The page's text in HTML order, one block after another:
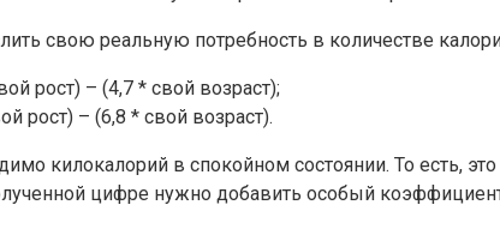
свою реальную потребность в количестве
рост) – (4,7 * свой возраст);
рост) – (6,8 * свой возраст).
килокалорий в спокойном состоянии. То есть,
цифре нужно добавить особый